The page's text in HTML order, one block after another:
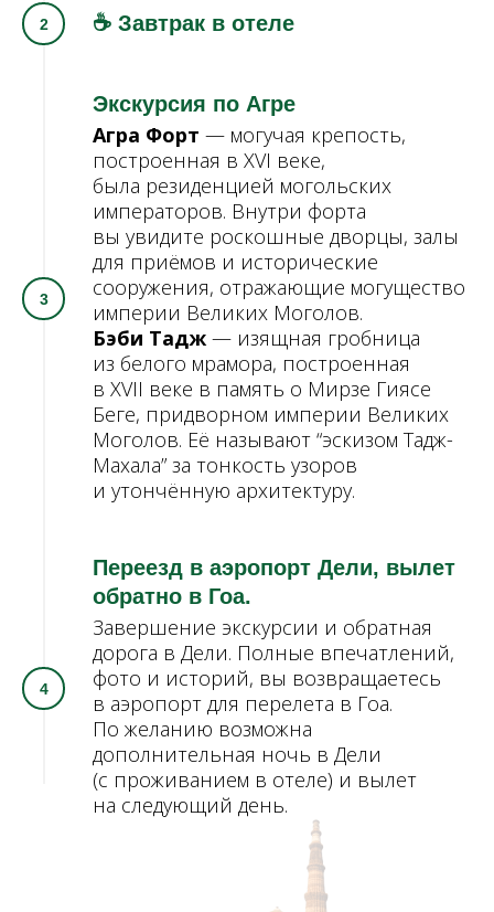
☕ Завтрак в отеле
Экскурсия по Агре
Агра Форт — могучая крепость,
построенная в XVI веке,
была резиденцией могольских
императоров. Внутри форта
вы увидите роскошные дворцы, залы
для приёмов и исторические
сооружения, отражающие могущество
империи Великих Моголов.
Бэби Тадж — изящная гробница
из белого мрамора, построенная
в XVII веке в память о Мирзе Гиясе
Беге, придворном империи Великих
Моголов. Её называют “эскизом Тадж-
Махала” за тонкость узоров
и утончённую архитектуру.
Переезд в аэропорт Дели, вылет
обратно в Гоа.
Завершение экскурсии и обратная
дорога в Дели. Полные впечатлений,
фото и историй, вы возвращаетесь
в аэропорт для перелета в Гоа.
По желанию возможна
дополнительная ночь в Дели
(с проживанием в отеле) и вылет
на следующий день.